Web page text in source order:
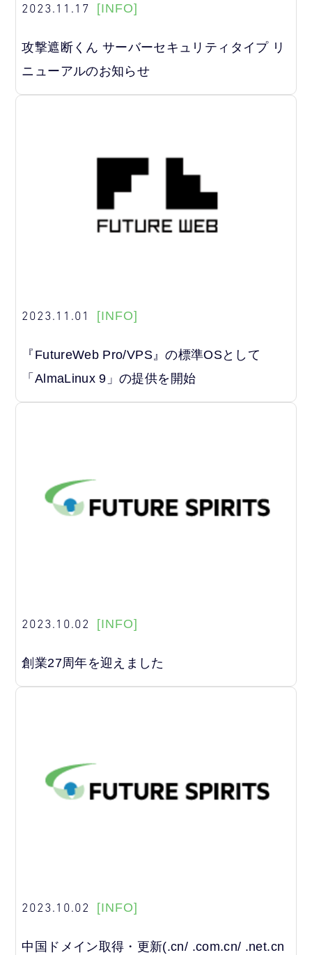
2023.11.17 [INFO]
攻撃遮断くん サーバーセキュリティタイプ リ
ニューアルのお知らせ
2023.11.01 [INFO]
『FutureWeb Pro/VPS』の標準OSとして
「AlmaLinux 9」の提供を開始
2023.10.02 [INFO]
創業27周年を迎えました
2023.10.02 [INFO]
中国ドメイン取得・更新(.cn/ .com.cn/ .net.cn